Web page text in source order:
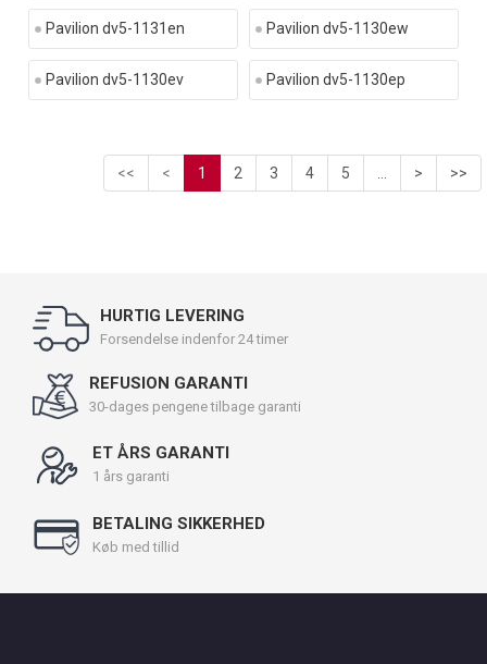
Pavilion dv5-1131en Pavilion dv5-1130ew
Pavilion dv5-1130ev Pavilion dv5-1130ep
<< < 1 2 3 4 5 > >>
HURTIG LEVERING
Forsendelse indenfor 24 timer
REFUSION GARANTI
30-dages pengene tilbage garanti
ET ÅRS GARANTI
1 års garanti
BETALING SIKKERHED
Køb med tillid